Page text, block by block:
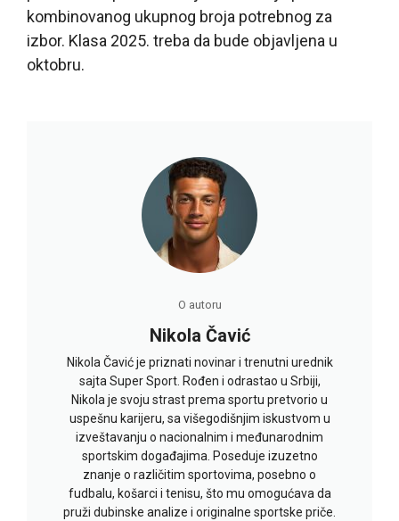
kombinovanog ukupnog broja potrebnog za
izbor. Klasa 2025. treba da bude objavljena u
oktobru.
O autoru
Nikola Čavić
Nikola Čavić je priznati novinar i trenutni urednik
sajta Super Sport. Rođen i odrastao u Srbiji,
Nikola je svoju strast prema sportu pretvorio u
uspešnu karijeru, sa višegodišnjim iskustvom u
izveštavanju o nacionalnim i međunarodnim
sportskim događajima. Poseduje izuzetno
znanje o različitim sportovima, posebno o
fudbalu, košarci i tenisu, što mu omogućava da
pruži dubinske analize i originalne sportske priče.